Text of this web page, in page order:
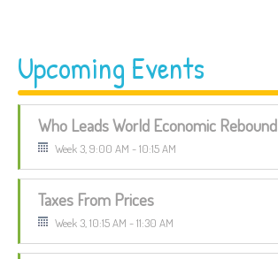
Upcoming Events
Who Leads World Economic Rebound
Week 3, 9:00 AM - 10:15 AM
Taxes From Prices
Week 3, 10:15 AM - 11:30 AM